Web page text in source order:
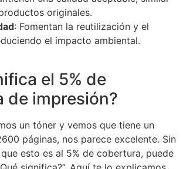
originales.
: Fomentan la reutilización y el
el impacto ambiental.
el 5% de
de impresión?
un tóner y vemos que tiene un
páginas, nos parece excelente. Sin
esto es al 5% de cobertura, puede